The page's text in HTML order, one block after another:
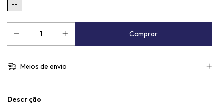
--
Meios de envio
Descrição